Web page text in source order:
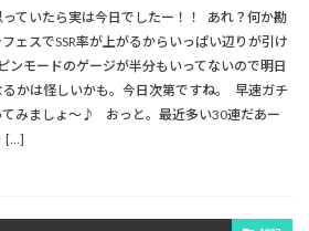
ていたら実は今日でしたー！！ あれ？何か勘
ェスでSSR率が上がるからいっぱい辺りが引け
ンモードのゲージが半分もいってないので明日
かは怪しいかも。今日次第ですね。 早速ガチ
てみましょ～♪ おっと。最近多い30連だあー
[…]